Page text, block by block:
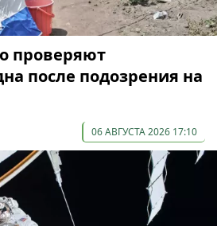
проверяют
после подозрения на
06 АВГУСТА 2026 17:10